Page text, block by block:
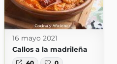
lo como
16 mayo 2021
Callos a la madrileña